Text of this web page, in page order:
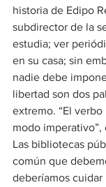
historia de Edipo
subdirector de la
estudia; ver
en su casa; sin
nadie debe
libertad son dos
extremo. “El
modo imperativo”,
Las bibliotecas
común que
deberíamos cuidar